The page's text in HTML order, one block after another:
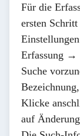
Für die
ersten
Erfassung →
Suche
Klicke
auf